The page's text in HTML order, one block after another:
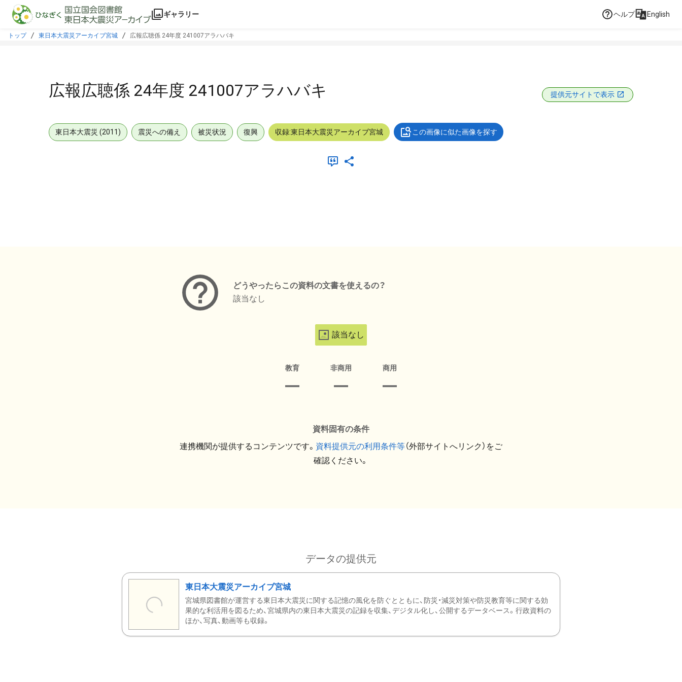
本文に飛ぶ
ギャラリー ヘルプ English
トップ 東日本大震災アーカイブ宮城 広報広聴係 24年度 241007アラハバキ
広報広聴係 24年度 241007アラハバキ 提供元サイトで表示
東日本大震災 (2011) 震災への備え 被災状況 復興 収録:東日本大震災アーカイブ宮城 この画像に似た画像を探す
どうやったらこの資料の文書を使えるの？
該当なし
該当なし
教育 非商用 商用
資料固有の条件
連携機関が提供するコンテンツです。 資料提供元の利用条件等（外部サイトへリンク）をご
確認ください。
データの提供元
東日本大震災アーカイブ宮城
宮城県図書館が運営する東日本大震災に関する記憶の風化を防ぐとともに、防災・減災対策や防災教育等に関する効
果的な利活用を図るため、宮城県内の東日本大震災の記録を収集、デジタル化し、公開するデータベース。行政資料の
ほか、写真、動画等も収録。